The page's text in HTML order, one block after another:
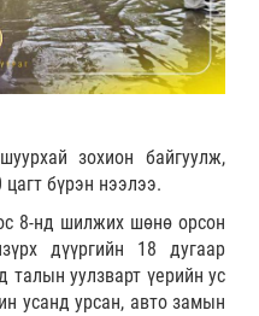
зохион байгуулж,
бүрэн нээлээ.
8-нд шилжих шөнө орсон
дүүргийн 18 дугаар
талын уулзварт үерийн ус
усанд урсан, авто замын